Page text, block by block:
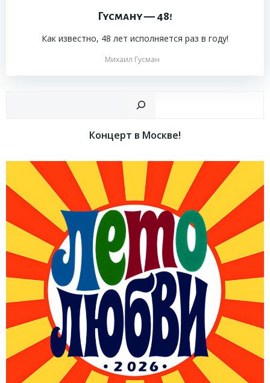
Гусману — 48!
Как известно, 48 лет исполняется раз в году!
Михаил Гусман
Концерт в Москве!